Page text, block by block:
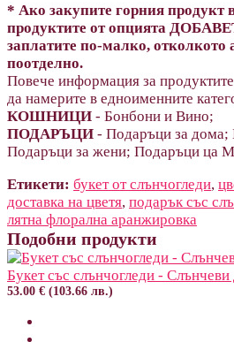
* Ако закупите горния продукт
продуктите от опцията
заплатите по-малко, отколкото
поотделно.
Повече информация за
да намерите в едноименните
КОШНИЦИ - Бонбони и Вино;
ПОДАРЪЦИ - Подаръци за дома;
Подаръци за жени; Подаръци ца
Етикети: букет от слънчогледи,
доставка на цветя, подарък със
лятна флорална аранжировка
Подобни продукти
Букет със слънчогледи - Слънчеви
53.00 € (103.66 лв.)